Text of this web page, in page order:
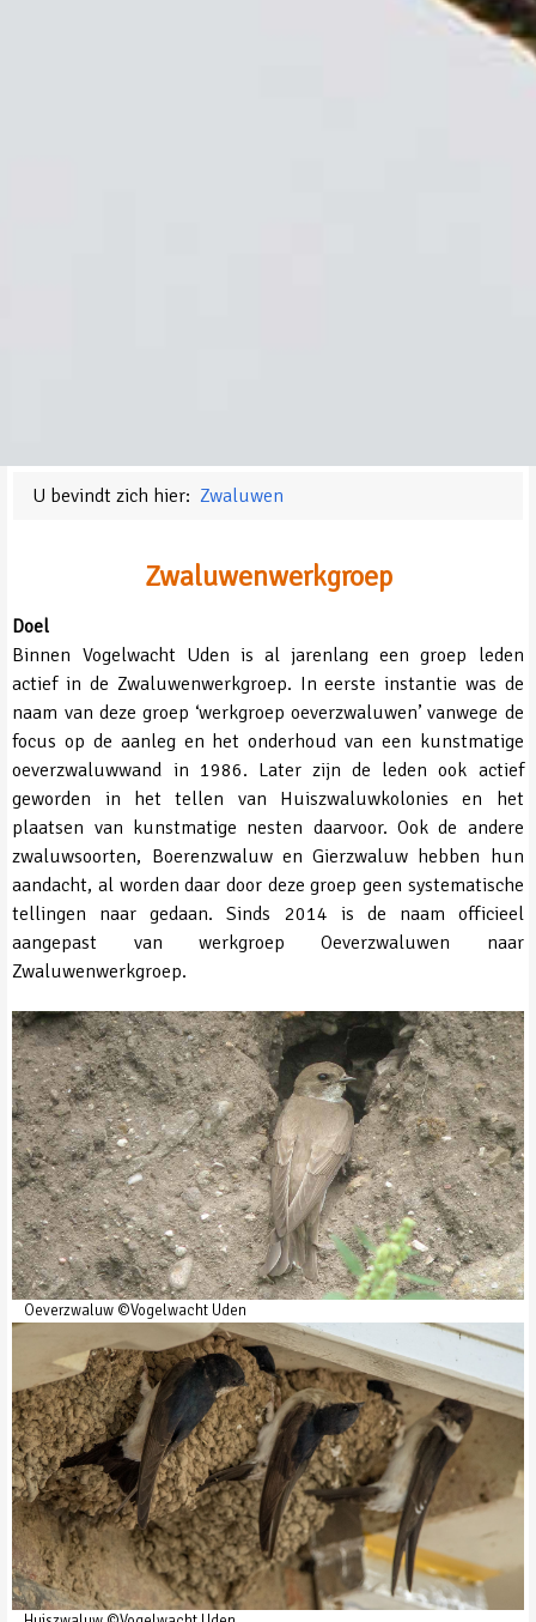
U bevindt zich hier: Zwaluwen
Zwaluwenwerkgroep
Doel
Binnen Vogelwacht Uden is al jarenlang een groep leden
actief in de Zwaluwenwerkgroep. In eerste instantie was de
naam van deze groep ‘werkgroep oeverzwaluwen’ vanwege de
focus op de aanleg en het onderhoud van een kunstmatige
oeverzwaluwwand in 1986. Later zijn de leden ook actief
geworden in het tellen van Huiszwaluwkolonies en het
plaatsen van kunstmatige nesten daarvoor. Ook de andere
zwaluwsoorten, Boerenzwaluw en Gierzwaluw hebben hun
aandacht, al worden daar door deze groep geen systematische
tellingen naar gedaan. Sinds 2014 is de naam officieel
aangepast van werkgroep Oeverzwaluwen naar
Zwaluwenwerkgroep.
Oeverzwaluw ©Vogelwacht Uden